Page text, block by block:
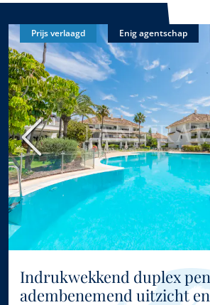
Vorige
Prijs verlaagd Enig agentschap
Indrukwekkend duplex
adembenemend uitzicht